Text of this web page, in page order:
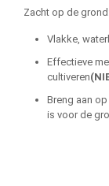
Zacht op de
Vlakke,
Effectieve
cultiveren
Breng aan
is voor de